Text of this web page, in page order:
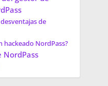
de
hackeado NordPass?
NordPass